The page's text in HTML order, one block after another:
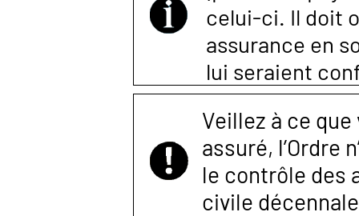
celui-ci. Il doit
assurance en
lui seraient
Veillez à ce
assuré, l’Ordre
le contrôle des
civile